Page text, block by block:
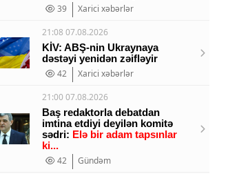
39
Xarici xəbərlər
21:08 07.08.2026
KİV: ABŞ-nin Ukraynaya
dəstəyi yenidən zəifləyir
42
Xarici xəbərlər
21:00 07.08.2026
Baş redaktorla debatdan
imtina etdiyi deyilən komitə
sədri: Elə bir adam tapsınlar
ki...
42
Gündəm